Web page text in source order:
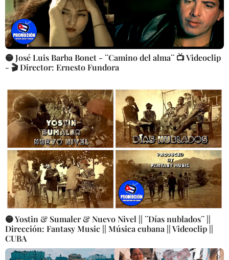
🟡 José Luis Barba Bonet - ¨Camino del alma¨ 📺 Videoclip
- 🎬 Director: Ernesto Fundora
🟡 Yostin & Sumaler & Nuevo Nivel || ¨Días nublados¨ ||
Dirección: Fantasy Music || Música cubana || Videoclip ||
CUBA